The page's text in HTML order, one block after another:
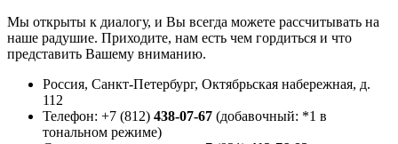
Мы открыты к диалогу, и Вы всегда можете рассчитывать на
наше радушие. Приходите, нам есть чем гордиться и что
представить Вашему вниманию.
Россия, Санкт-Петербург, Октябрьская набережная, д.
112
Телефон: +7 (812) 438-07-67 (добавочный: *1 в
тональном режиме)